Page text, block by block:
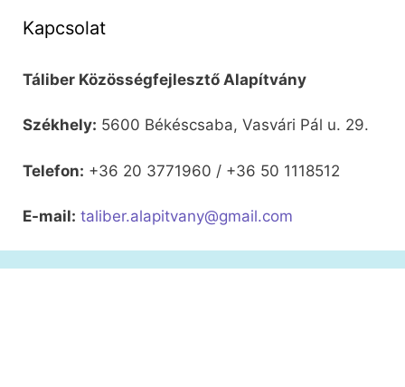
Kapcsolat
Táliber Közösségfejlesztő Alapítvány
Székhely: 5600 Békéscsaba, Vasvári Pál u. 29.
Telefon: +36 20 3771960 / +36 50 1118512
E-mail: taliber.alapitvany@gmail.com